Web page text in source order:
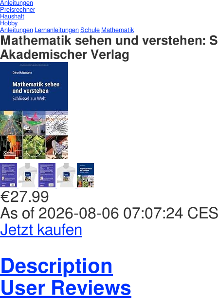
Anleitungen
Preisrechner
Haushalt
Hobby
Anleitungen Lernanleitungen Schule Mathematik
Mathematik sehen und verstehen:
Akademischer Verlag
€27.99
As of 2026-08-06 07:07:24
Jetzt kaufen
Description
User Reviews